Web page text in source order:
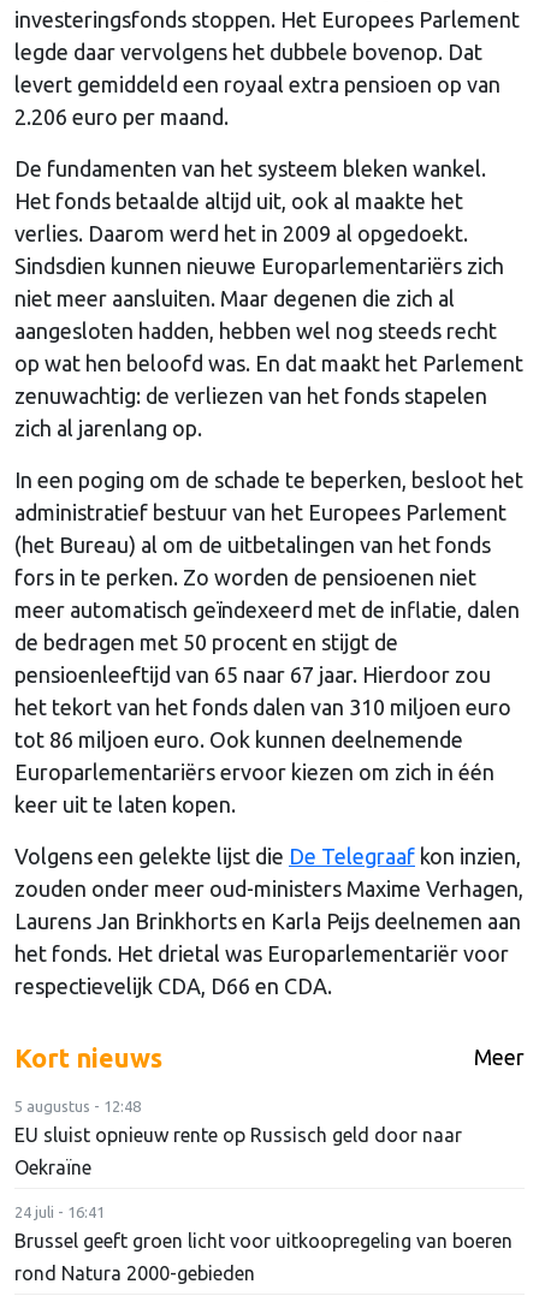
investeringsfonds stoppen. Het Europees Parlement
legde daar vervolgens het dubbele bovenop. Dat
levert gemiddeld een royaal extra pensioen op van
2.206 euro per maand.
De fundamenten van het systeem bleken wankel.
Het fonds betaalde altijd uit, ook al maakte het
verlies. Daarom werd het in 2009 al opgedoekt.
Sindsdien kunnen nieuwe Europarlementariërs zich
niet meer aansluiten. Maar degenen die zich al
aangesloten hadden, hebben wel nog steeds recht
op wat hen beloofd was. En dat maakt het Parlement
zenuwachtig: de verliezen van het fonds stapelen
zich al jarenlang op.
In een poging om de schade te beperken, besloot het
administratief bestuur van het Europees Parlement
(het Bureau) al om de uitbetalingen van het fonds
fors in te perken. Zo worden de pensioenen niet
meer automatisch geïndexeerd met de inflatie, dalen
de bedragen met 50 procent en stijgt de
pensioenleeftijd van 65 naar 67 jaar. Hierdoor zou
het tekort van het fonds dalen van 310 miljoen euro
tot 86 miljoen euro. Ook kunnen deelnemende
Europarlementariërs ervoor kiezen om zich in één
keer uit te laten kopen.
Volgens een gelekte lijst die De Telegraaf kon inzien,
zouden onder meer oud-ministers Maxime Verhagen,
Laurens Jan Brinkhorts en Karla Peijs deelnemen aan
het fonds. Het drietal was Europarlementariër voor
respectievelijk CDA, D66 en CDA.
Kort nieuws Meer
5 augustus - 12:48
EU sluist opnieuw rente op Russisch geld door naar
Oekraïne
24 juli - 16:41
Brussel geeft groen licht voor uitkoopregeling van boeren
rond Natura 2000-gebieden